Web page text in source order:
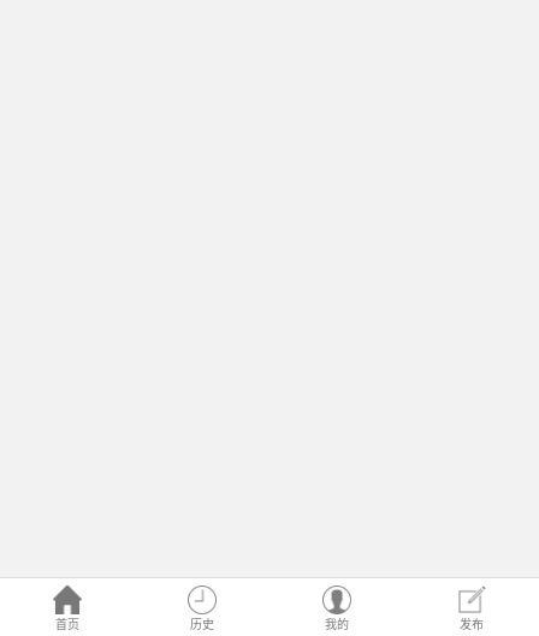
首页 历史 我的 发布